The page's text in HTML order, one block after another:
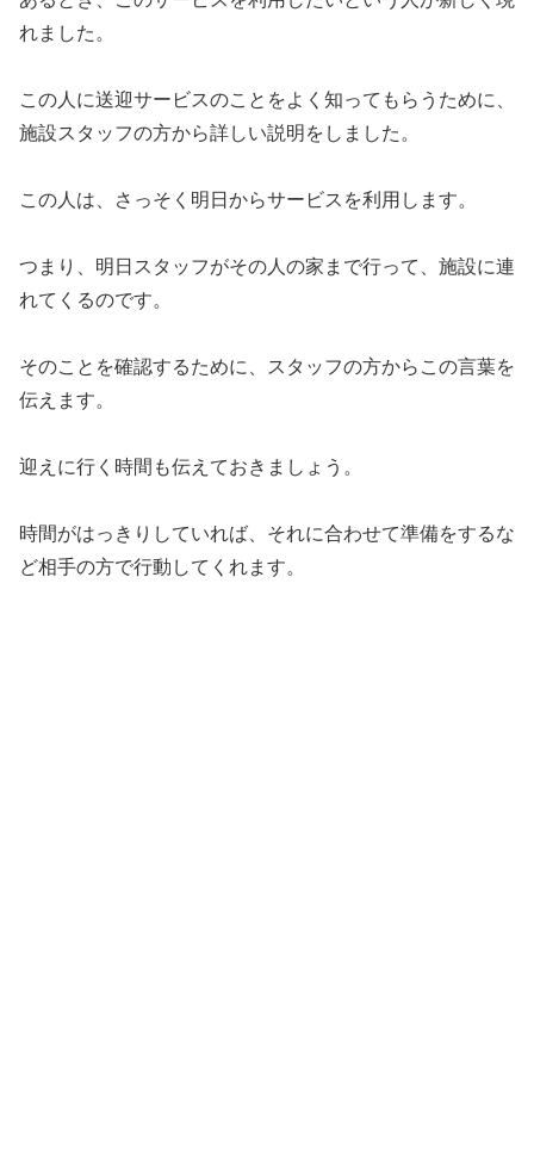
れました。
この人に送迎サービスのことをよく知ってもらうために、
施設スタッフの方から詳しい説明をしました。
この人は、さっそく明日からサービスを利用します。
つまり、明日スタッフがその人の家まで行って、施設に連
れてくるのです。
そのことを確認するために、スタッフの方からこの言葉を
伝えます。
迎えに行く時間も伝えておきましょう。
時間がはっきりしていれば、それに合わせて準備をするな
ど相手の方で行動してくれます。